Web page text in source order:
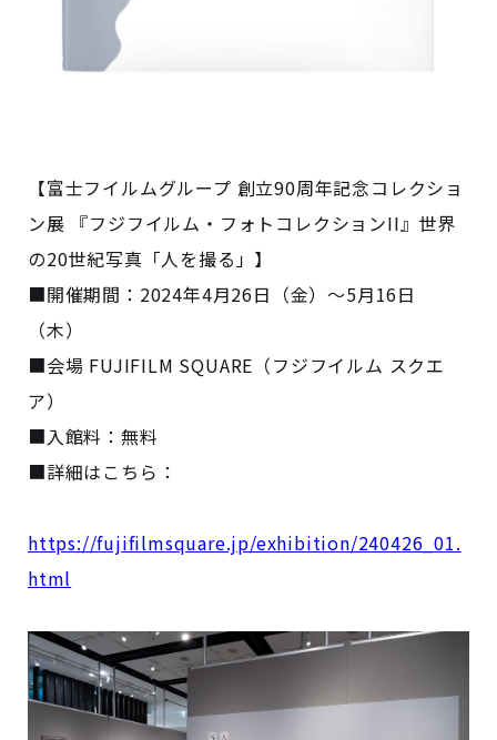
【富士フイルムグループ 創立90周年記念コレクショ
ン展 『フジフイルム・フォトコレクションII』世界
の20世紀写真「人を撮る」】
■開催期間：2024年4月26日（金）～5月16日
（木）
■会場 FUJIFILM SQUARE（フジフイルム スクエ
ア）
■入館料：無料
■詳細はこちら：
https://fujifilmsquare.jp/exhibition/240426_01.
html